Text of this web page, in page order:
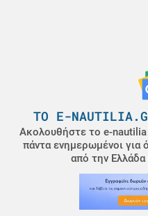
ΤΟ E-
Ακολουθήστε το e-nautilia
πάντα ενημερωμένοι για
από την